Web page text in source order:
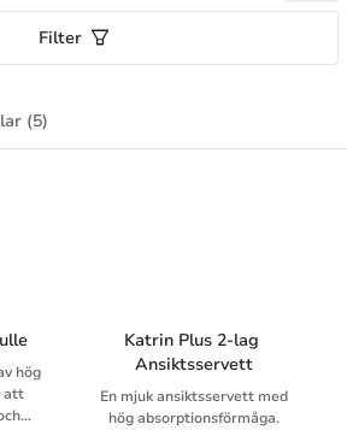
Filter
(5)
hög
att
Katrin Plus 2-lag
Ansiktsservett
En mjuk ansiktsservett med
hög absorptionsförmåga.